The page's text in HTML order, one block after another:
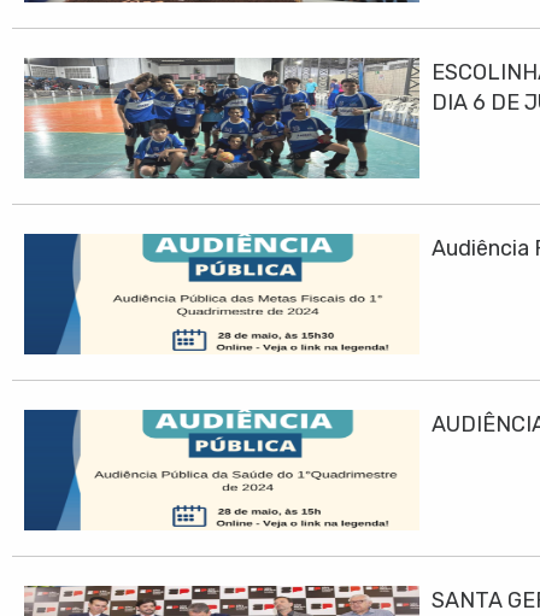
DIA 6 DE
Audiência
SANTA